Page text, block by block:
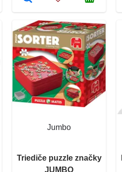
Jumbo
Triediče puzzle značky
JUMBO